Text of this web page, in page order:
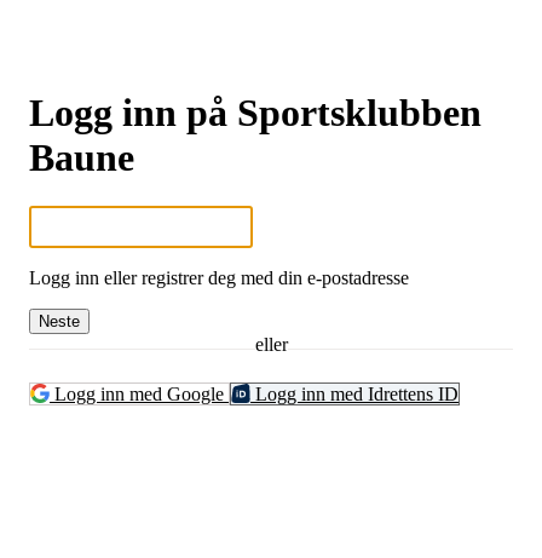
Logg inn på Sportsklubben
Baune
Logg inn eller registrer deg med din e-postadresse
Neste
eller
Logg inn med Google Logg inn med Idrettens ID